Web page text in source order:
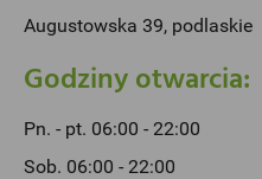
Augustowska 39, podlaskie
Godziny otwarcia:
Pn. - pt. 06:00 - 22:00
Sob. 06:00 - 22:00